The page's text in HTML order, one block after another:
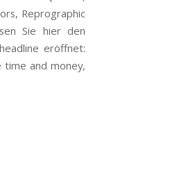
Reprographic
Sie hier den
eröffnet:
time and money,